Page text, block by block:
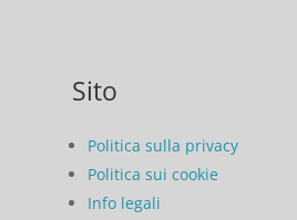
Sito
Politica sulla privacy
Politica sui cookie
Info legali